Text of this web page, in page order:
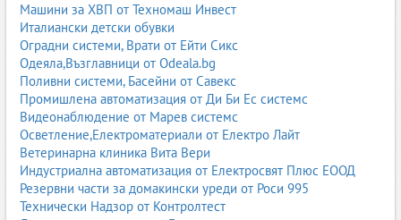
Машини за ХВП от Техномаш Инвест
Италиански детски обувки
Оградни системи, Врати от Ейти Сикс
Одеяла,Възглавници от Odeala.bg
Поливни системи, Басейни от Савекс
Промишлена автоматизация от Ди Би Ес системс
Видеонаблюдение от Марев системс
Осветление,Електроматериали от Електро Лайт
Ветеринарна клиника Вита Вери
Индустриална автоматизация от Електросвят Плюс ЕООД
Резервни части за домакински уреди от Роси 995
Технически Надзор от Контролтест